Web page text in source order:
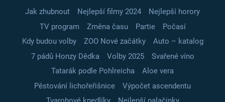
Jak zhubnout Nejlepší filmy 2024
Nejlepší horory
TV program
Změna času Partie
Počasí
Kdy budou volby
ZOO Nové začátky
Auto – katalog
7 pádů Honzy Dědka
Volby 2025
Svařené víno
Tatarák podle Pohlreicha
Aloe vera
Pěstování lichořeřišnice
Výpočet ascendentu